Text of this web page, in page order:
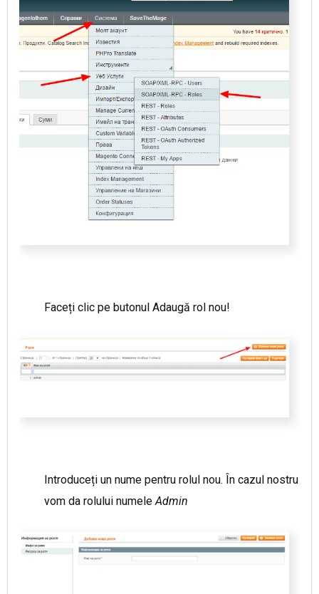
Faceți clic pe butonul Adaugă rol nou!
Introduceți un nume pentru rolul nou. În cazul nostru
vom da rolului numele Admin